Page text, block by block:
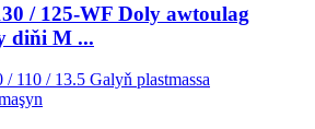
/ 125-WF Doly awtoulag
diňi M ...